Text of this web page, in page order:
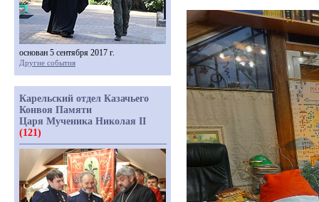
основан 5 сентября 2017 г.
Другие события
Карельский отдел Казачьего
Конвоя Памяти
Царя Мученика Николая II
(121)